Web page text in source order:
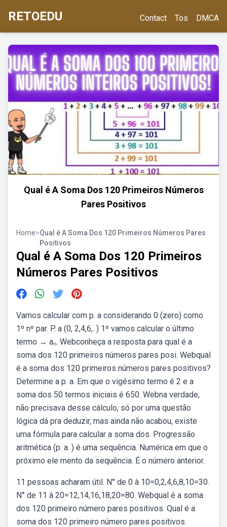
RETOEDU Contact Tos DMCA
Qual é A Soma Dos 120 Primeiros Números
Pares Positivos
Home>Qual é A Soma Dos 120 Primeiros Números Pares
Positivos
Qual é A Soma Dos 120 Primeiros
Números Pares Positivos
Vamos calcular com p. a considerando 0 (zero) como
1º nº par. P. a (0, 2,4,6,. ) 1º vamos calcular o último
termo → aₙ. Webconheça a resposta para qual é a
soma dos 120 primeiros números pares posi. Webqual
é a soma dos 120 primeiros números pares positivos?
Determine a p. a. Em que o vigésimo termo é 2 e a
soma dos 50 termos iniciais é 650. Webna verdade,
não precisava desse cálculo, só por uma questão
lógica dá pra deduzir, mas ainda não acabou, existe
uma fórmula para calcular a soma dos. Progressão
aritmética (p. a. ) é uma sequência. Numérica em que o
próximo ele mento da sequência. É o número anterior.
11 pessoas acharam útil. N° de 0 à 10=0,2,4,6,8,10=30.
N° de 11 à 20=12,14,16,18,20=80. Webqual é a soma
dos 120 primeiro número pares positivos. Qual é a
soma dos 120 primeiro número pares positivos.